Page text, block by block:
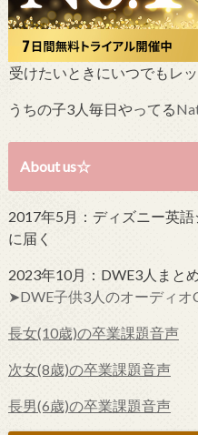
受けたいときにいつでもレッ
うちの子3人毎日やってる
About us☆
2017年5月：ディズニー英
に届く
2023年10月：DWE3人まと
➤DWE子供3人のオーディオ
長女(10歳)の卒業課題音声
次女(8歳)の卒業課題音声
長男(6歳)の卒業課題音声